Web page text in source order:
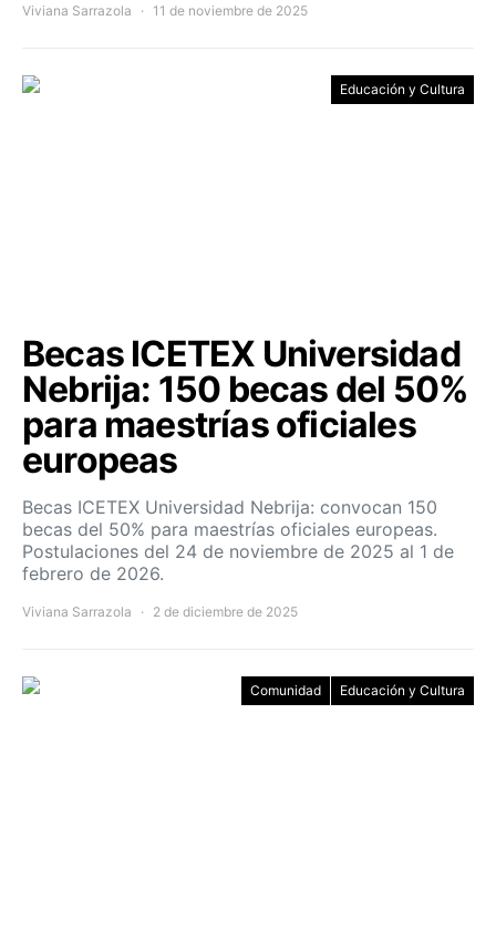
Viviana Sarrazola 11 de noviembre de 2025
Educación y Cultura
Becas ICETEX Universidad
Nebrija: 150 becas del 50%
para maestrías oficiales
europeas
Becas ICETEX Universidad Nebrija: convocan 150
becas del 50% para maestrías oficiales europeas.
Postulaciones del 24 de noviembre de 2025 al 1 de
febrero de 2026.
Viviana Sarrazola 2 de diciembre de 2025
Comunidad Educación y Cultura